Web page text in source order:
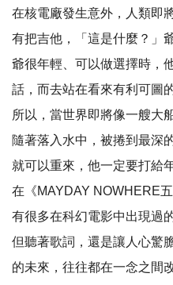
在核電廠發生意外，人類即
有把吉他，「這是什麼？」
爺很年輕、可以做選擇時，
話，而去站在看來有利可圖
所以，當世界即將像一艘大
隨著落入水中，被捲到最深
就可以重來，他一定要打給
在《MAYDAY NOWHERE
有很多在科幻電影中出現過
但聽著歌詞，還是讓人心驚
的未來，往往都在一念之間改